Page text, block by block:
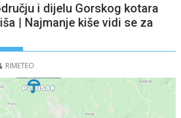
i dijelu Gorskog kotara
| Najmanje kiše vidi se za
RIMETEO